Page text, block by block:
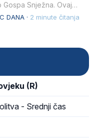
Snježna. Ovaj
DANA · 2 minute čitanja
(R)
- Srednji čas